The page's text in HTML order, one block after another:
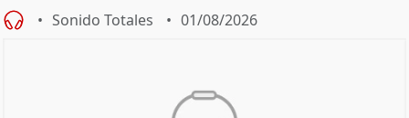
Sonido Totales 01/08/2026